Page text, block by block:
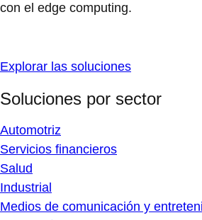
con el edge computing.
Explorar las soluciones
Soluciones por sector
Automotriz
Servicios financieros
Salud
Industrial
Medios de comunicación y